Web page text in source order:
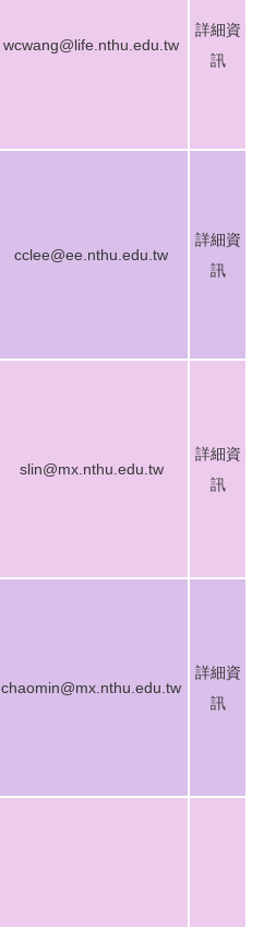
wcwang@life.nthu.edu.tw
詳細資
訊
cclee@ee.nthu.edu.tw
詳細資
訊
slin@mx.nthu.edu.tw
詳細資
訊
chaomin@mx.nthu.edu.tw
詳細資
訊